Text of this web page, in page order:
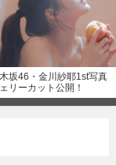
木坂46・金川紗耶1st写真
リーカット公開！